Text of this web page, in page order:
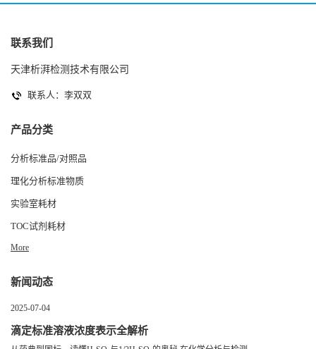
联系我们
天津析湃检测技术有限公司
联系人：李双双
产品分类
分析标准品/对照品
理化分析标准物质
实验室耗材
TOC试剂耗材
More
新闻动态
2025-07-04
滴定标准溶液浓度表示全解析